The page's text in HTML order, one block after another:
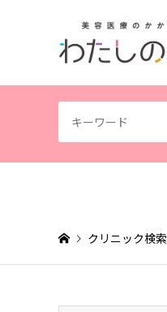
クリニック検索